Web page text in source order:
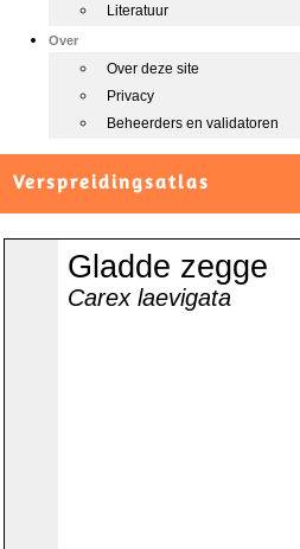
Literatuur
Over
Over deze site
Privacy
Beheerders en validatoren
Verspreidingsatlas